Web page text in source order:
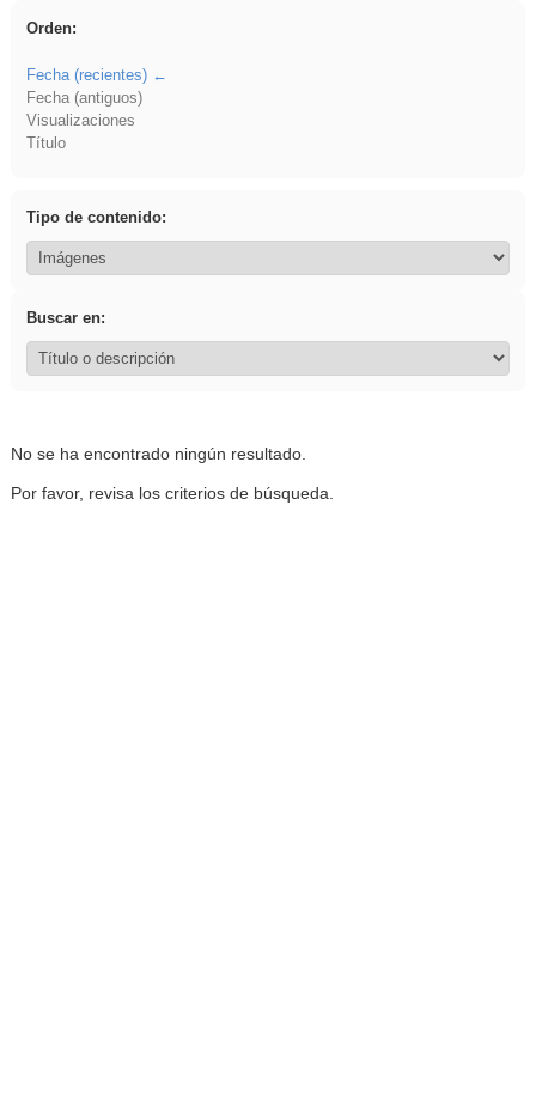
Orden:
Fecha (recientes)
Fecha (antiguos)
Visualizaciones
Título
Tipo de contenido:
Buscar en:
No se ha encontrado ningún resultado.
Por favor, revisa los criterios de búsqueda.